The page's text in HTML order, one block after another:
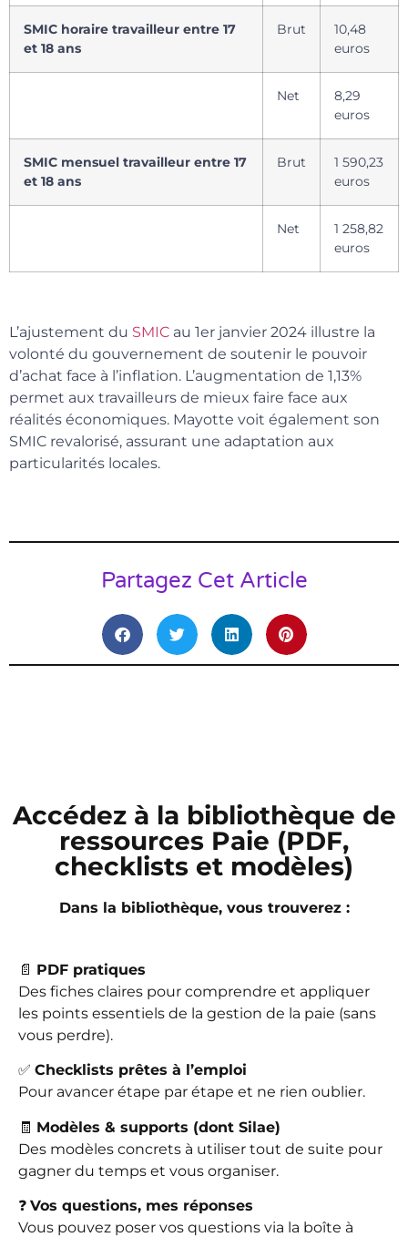
SMIC horaire travailleur entre 17
et 18 ans
Brut
10,48
euros
Net
8,29
euros
SMIC mensuel travailleur entre 17
et 18 ans
Brut
1 590,23
euros
Net
1 258,82
euros
L’ajustement du SMIC au 1er janvier 2024 illustre la
volonté du gouvernement de soutenir le pouvoir
d’achat face à l’inflation. L’augmentation de 1,13%
permet aux travailleurs de mieux faire face aux
réalités économiques. Mayotte voit également son
SMIC revalorisé, assurant une adaptation aux
particularités locales.
Partagez Cet Article
Accédez à la bibliothèque de
ressources Paie (PDF,
checklists et modèles)
Dans la bibliothèque, vous trouverez :
📄 PDF pratiques
Des fiches claires pour comprendre et appliquer
les points essentiels de la gestion de la paie (sans
vous perdre).
✅ Checklists prêtes à l’emploi
Pour avancer étape par étape et ne rien oublier.
🧾 Modèles & supports (dont Silae)
Des modèles concrets à utiliser tout de suite pour
gagner du temps et vous organiser.
❓ Vos questions, mes réponses
Vous pouvez poser vos questions via la boîte à